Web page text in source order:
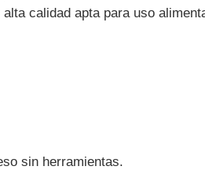
calidad apta para uso
sin herramientas.